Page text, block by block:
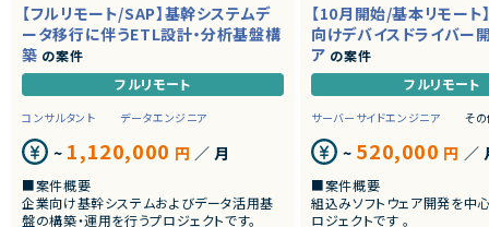
【フルリモート/SAP】基幹システムデ
ータ移行に伴うETL設計・分析基盤構
築 の案件
フルリモート
コンサルタント データエンジニア
~ 1,120,000 円 ／ 月
■案件概要
企業向け基幹システムおよびデータ活用基
盤の構築・運用を行うプロジェクトです。
【10月開始/基本リモート
向けデバイスドライバー
ア の案件
フルリモート
サーバーサイドエンジニア そ
~ 520,000 円 ／
■案件概要
組込みソフトウェア開発を中
ロジェクトです 。